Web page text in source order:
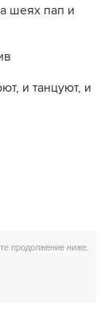
шеях пап и
и танцуют, и